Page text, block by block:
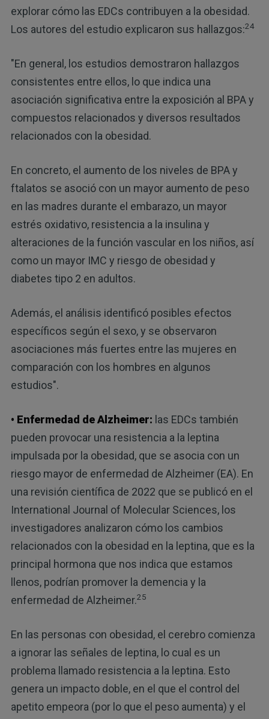
explorar cómo las EDCs contribuyen a la obesidad.
Los autores del estudio explicaron sus hallazgos:24
"En general, los estudios demostraron hallazgos
consistentes entre ellos, lo que indica una
asociación significativa entre la exposición al BPA y
compuestos relacionados y diversos resultados
relacionados con la obesidad.
En concreto, el aumento de los niveles de BPA y
ftalatos se asoció con un mayor aumento de peso
en las madres durante el embarazo, un mayor
estrés oxidativo, resistencia a la insulina y
alteraciones de la función vascular en los niños, así
como un mayor IMC y riesgo de obesidad y
diabetes tipo 2 en adultos.
Además, el análisis identificó posibles efectos
específicos según el sexo, y se observaron
asociaciones más fuertes entre las mujeres en
comparación con los hombres en algunos
estudios".
• Enfermedad de Alzheimer: las EDCs también
pueden provocar una resistencia a la leptina
impulsada por la obesidad, que se asocia con un
riesgo mayor de enfermedad de Alzheimer (EA). En
una revisión científica de 2022 que se publicó en el
International Journal of Molecular Sciences, los
investigadores analizaron cómo los cambios
relacionados con la obesidad en la leptina, que es la
principal hormona que nos indica que estamos
llenos, podrían promover la demencia y la
enfermedad de Alzheimer.25
En las personas con obesidad, el cerebro comienza
a ignorar las señales de leptina, lo cual es un
problema llamado resistencia a la leptina. Esto
genera un impacto doble, en el que el control del
apetito empeora (por lo que el peso aumenta) y el